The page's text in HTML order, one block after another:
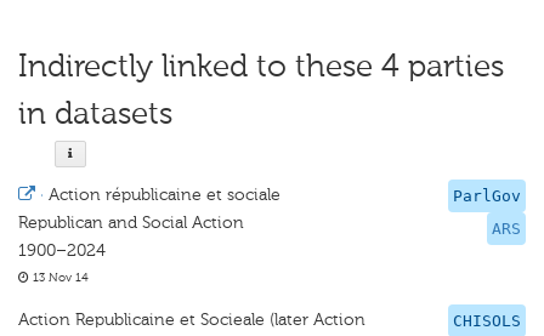
Indirectly linked to these 4 parties
in datasets
ParlGov
ARS
· Action républicaine et sociale
Republican and Social Action
1900–2024
13 Nov 14
CHISOLS
Action Republicaine et Socieale (later Action